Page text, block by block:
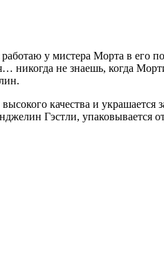
у мистера Морта в его
не знаешь, когда
качества и
Гэстли,